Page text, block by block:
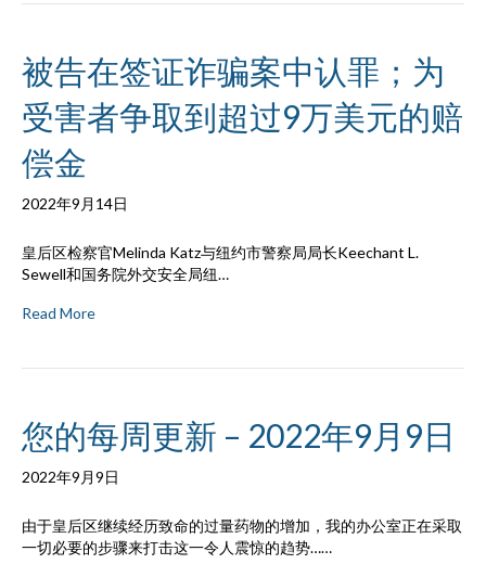
被告在签证诈骗案中认罪；为
受害者争取到超过9万美元的赔
偿金
2022年9月14日
皇后区检察官Melinda Katz与纽约市警察局局长Keechant L.
Sewell和国务院外交安全局纽…
Read More
您的每周更新 – 2022年9月9日
2022年9月9日
由于皇后区继续经历致命的过量药物的增加，我的办公室正在采取
一切必要的步骤来打击这一令人震惊的趋势……